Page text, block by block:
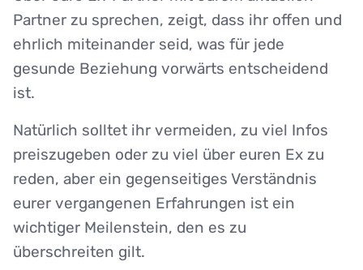
Partner zu sprechen, zeigt, dass ihr offen und
ehrlich miteinander seid, was für jede
gesunde Beziehung vorwärts entscheidend
ist.
Natürlich solltet ihr vermeiden, zu viel Infos
preiszugeben oder zu viel über euren Ex zu
reden, aber ein gegenseitiges Verständnis
eurer vergangenen Erfahrungen ist ein
wichtiger Meilenstein, den es zu
überschreiten gilt.